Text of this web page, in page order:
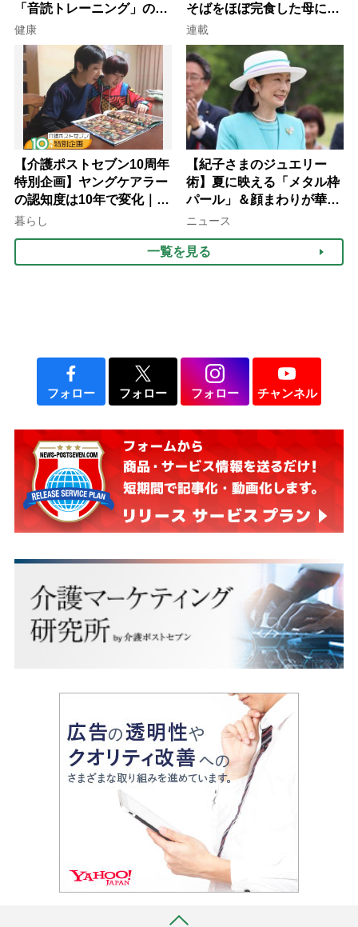
「音読トレーニング」の極
意
健康
そばをほぼ完食した母に息
子が血の気が引いた理由
連載
【介護ポストセブン10周年
特別企画】ヤングケアラー
の認知度は10年で変化｜流
行語大賞にノミネート、法
暮らし
【紀子さまのジュエリー
術】夏に映える「メタル枠
パール」＆顔まわりが華や
ぐ「揺れる一粒」の使い分
ニュース
一覧を見る
フォロー フォロー フォロー チャンネル